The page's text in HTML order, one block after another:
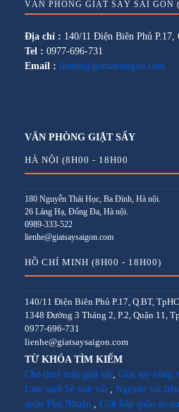
VĂN PHÒNG GIẶT SẤY SÀI GÒN
Địa chỉ : 140/11 Điện Biên Phủ
Tel : 0977-696-731
Email : lienhe@giatsaysaigon.com
VĂN PHÒNG GIẶT SẤY
HÀ NỘI (8H00 - 18H00
180 Nguyễn Thái Học, Ba Đình, Hà nội.
26 Láng Hạ, Đống Đa, Hà nội.
0989-333-522
lienhe@giatsaysaigon.com
HỒ CHÍ MINH (8H00 - 18H00)
140/11 Điện Biên Phủ P.17, Q.BT,
1348 Đường 3 Tháng 2, P.2, Quận 11,
0977-696-731
lienhe@giatsaysaigon.com
TỪ KHÓA TÌM KIẾM
Cho thuê máy giặt sấy, Giặt sấy công
Làm sạch bề mặt vải
Nguyên vật
quận Phú Nhuận
Giặt hấp quần áo